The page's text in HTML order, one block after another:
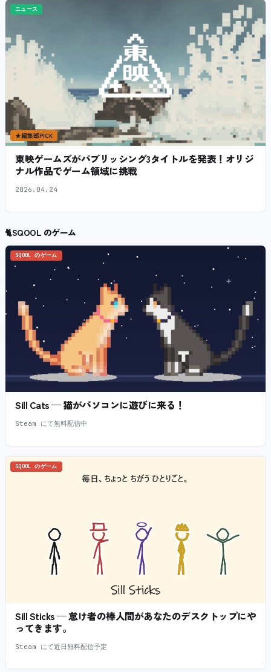
ニュース
★編集部PICK
東映ゲームズがパブリッシング3タイトルを発表！オリジ
ナル作品でゲーム領域に挑戦
2026.04.24
🐈SQOOL のゲーム
SQOOL のゲーム
Sill Cats — 猫がパソコンに遊びに来る！
Steam にて無料配信中
SQOOL のゲーム
Sill Sticks — 怠け者の棒人間があなたのデスクトップにや
ってきます。
Steam にて近日無料配信予定